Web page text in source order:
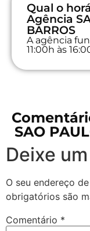
Qual o
Agência
BARROS
A agência
11:00h às
SAO
Deixe
O seu endereço
obrigatórios são
Comentário *